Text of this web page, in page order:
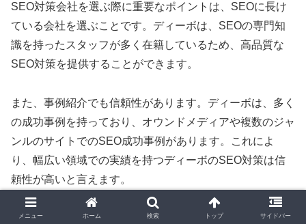
SEO対策会社を選ぶ際に重要なポイントは、SEOに長け
ている会社を選ぶことです。ディーボは、SEOの専門知
識を持ったスタッフが多く在籍しているため、高品質な
SEO対策を提供することができます。
また、事例紹介でも信頼性があります。ディーボは、多く
の成功事例を持っており、オウンドメディアや複数のジャ
ンルのサイトでのSEO成功事例があります。これによ
り、幅広い領域での実績を持つディーボのSEO対策は信
頼性が高いと言えます。
さらに、ディーボは外部メディアでも高い評価を得ていま
メニュー ホーム 検索 トップ サイドバー